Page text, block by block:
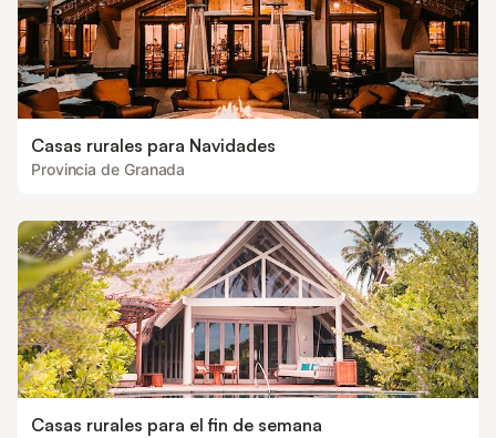
Casas rurales para Navidades
Provincia de Granada
Casas rurales para el fin de semana